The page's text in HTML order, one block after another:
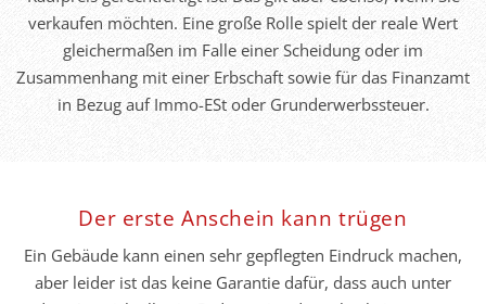
verkaufen möchten. Eine große Rolle spielt der reale Wert
gleichermaßen im Falle einer Scheidung oder im
Zusammenhang mit einer Erbschaft sowie für das Finanzamt
in Bezug auf Immo-ESt oder Grunderwerbssteuer.
Der erste Anschein kann trügen
Ein Gebäude kann einen sehr gepflegten Eindruck machen,
aber leider ist das keine Garantie dafür, dass auch unter